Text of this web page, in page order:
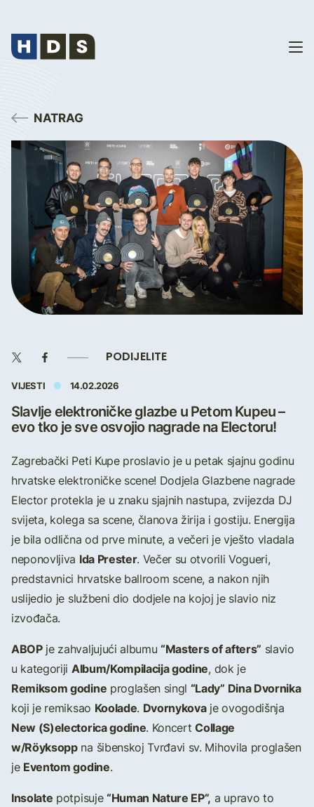
NATRAG
PODIJELITE
VIJESTI 14.02.2026
Slavlje elektroničke glazbe u Petom Kupeu –
evo tko je sve osvojio nagrade na Electoru!
Zagrebački Peti Kupe proslavio je u petak sjajnu godinu
hrvatske elektroničke scene! Dodjela Glazbene nagrade
Elector protekla je u znaku sjajnih nastupa, zvijezda DJ
svijeta, kolega sa scene, članova žirija i gostiju. Energija
je bila odlična od prve minute, a večeri je vješto vladala
neponovljiva Ida Prester. Večer su otvorili Vogueri,
predstavnici hrvatske ballroom scene, a nakon njih
uslijedio je službeni dio dodjele na kojoj je slavio niz
izvođača.
ABOPje zahvaljujući albumu“Masters of afters” slavio
u kategoriji Album/Kompilacija godine, dok je
Remiksom godine proglašen singl “Lady” Dina Dvornika
koji je remiksao Koolade. Dvornykovaje ovogodišnja
New (S)electorica godine. KoncertCollage
w/Röyksoppna šibenskoj Tvrđavi sv. Mihovila proglašen
je Eventom godine.
Insolate potpisuje“Human Nature EP”, a upravo to